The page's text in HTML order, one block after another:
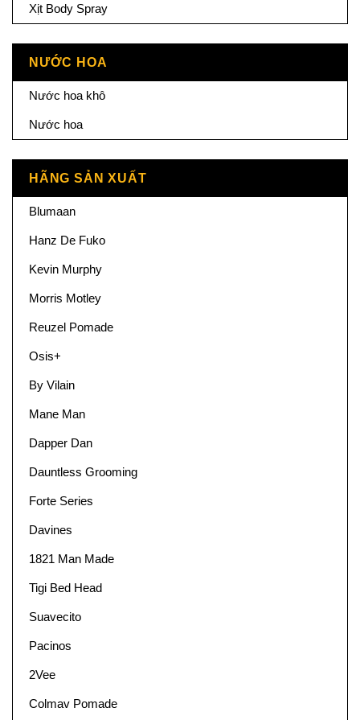
Xịt Body Spray
NƯỚC HOA
Nước hoa khô
Nước hoa
HÃNG SẢN XUẤT
Blumaan
Hanz De Fuko
Kevin Murphy
Morris Motley
Reuzel Pomade
Osis+
By Vilain
Mane Man
Dapper Dan
Dauntless Grooming
Forte Series
Davines
1821 Man Made
Tigi Bed Head
Suavecito
Pacinos
2Vee
Colmav Pomade